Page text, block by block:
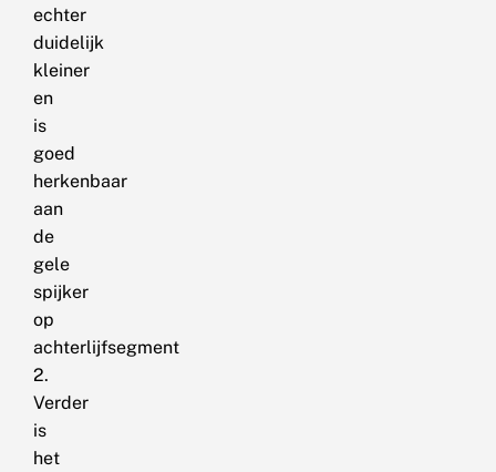
echter
duidelijk
kleiner
en
is
goed
herkenbaar
aan
de
gele
spijker
op
achterlijfsegment
2.
Verder
is
het